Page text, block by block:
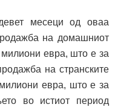
месеци од оваа
на домашниот
милиони евра, што е за
на странските
евра, што е за
во истиот период